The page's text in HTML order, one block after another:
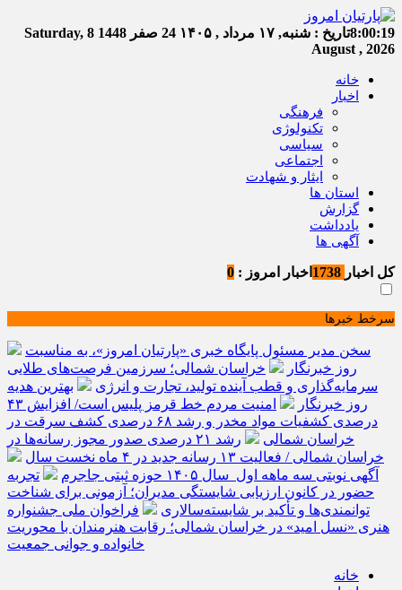
8:00:19تاریخ : شنبه, ۱۷ مرداد , ۱۴۰۵ 24 صفر 1448
Saturday, 8
August , 2026
خانه
اخبار
فرهنگی
تکنولوژی
سیاسی
اجتماعی
ایثار و شهادت
استان ها
گزارش
یادداشت
آگهی ها
کل اخبار اخبار امروز : 0
سرخط خبرها
سخن مدیر مسئول پایگاه خبری «پارتیان امروز»، به مناسبت
روز خبرنگار
خراسان شمالی؛ سرزمین فرصت‌های طلایی
سرمایه‌گذاری و قطب آینده تولید، تجارت و انرژی
بهترین هدیه
روز خبرنگار
امنیت مردم خط قرمز پلیس است/ افزایش ۴۳
درصدی کشفیات مواد مخدر و رشد ۶۸ درصدی کشف سرقت در
خراسان شمالی
رشد ۲۱ درصدی صدور مجوز رسانه‌ها در
خراسان شمالی / فعالیت ۱۳ رسانه جدید در ۴ ماه نخست سال
آگهی نوبتی سه ماهه اول سال ۱۴۰۵ حوزه ثبتی جاجرم
تجربه
حضور در کانون ارزیابی شایستگی مدیران؛ آزمونی برای شناخت
توانمندی‌ها و تأکید بر شایسته‌سالاری
فراخوان ملی جشنواره
هنری «نسل امید» در خراسان شمالی؛ رقابت هنرمندان با محوریت
خانواده و جوانی جمعیت
خانه